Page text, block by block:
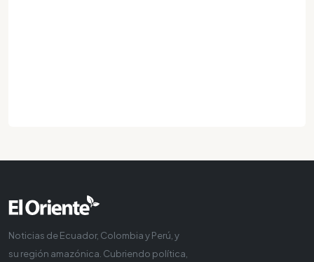
Noticias de Ecuador, Colombia y Perú, y
su región amazónica. Cubriendo política,